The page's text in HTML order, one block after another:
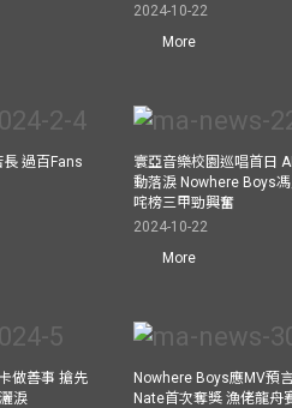
2024-10-22
More
過百Fans
寰亞音樂校園巡唱首日
動落淚 Nowhere Boys
咤榜三甲勁興奮
2024-10-22
More
做善事 搶先
淚
Nowhere Boys應MV預
Nate首次奪獎 漁佬龍舟